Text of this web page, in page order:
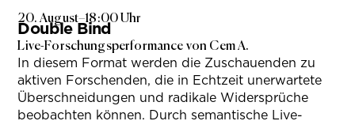
20. August–18:00 Uhr
Double Bind
Live-Forschungsperformance von Cem A.
In diesem Format werden die Zuschauenden zu
aktiven Forschenden, die in Echtzeit unerwartete
Überschneidungen und radikale Widersprüche
beobachten können. Durch semantische Live-